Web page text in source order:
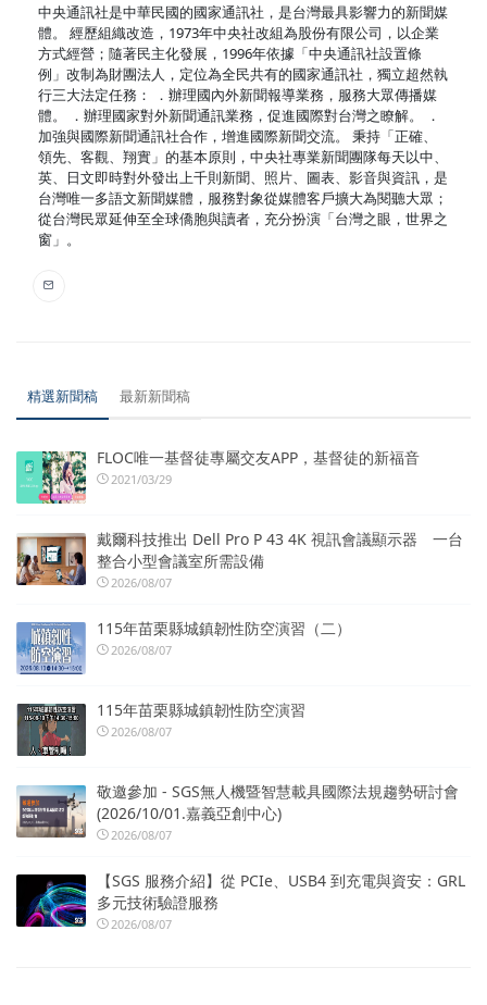
中央通訊社是中華民國的國家通訊社，是台灣最具影響力的新聞媒
體。 經歷組織改造，1973年中央社改組為股份有限公司，以企業
方式經營；隨著民主化發展，1996年依據「中央通訊社設置條
例」改制為財團法人，定位為全民共有的國家通訊社，獨立超然執
行三大法定任務： ．辦理國內外新聞報導業務，服務大眾傳播媒
體。 ．辦理國家對外新聞通訊業務，促進國際對台灣之瞭解。 ．
加強與國際新聞通訊社合作，增進國際新聞交流。 秉持「正確、
領先、客觀、翔實」的基本原則，中央社專業新聞團隊每天以中、
英、日文即時對外發出上千則新聞、照片、圖表、影音與資訊，是
台灣唯一多語文新聞媒體，服務對象從媒體客戶擴大為閱聽大眾；
從台灣民眾延伸至全球僑胞與讀者，充分扮演「台灣之眼，世界之
窗」。
精選新聞稿 最新新聞稿
FLOC唯一基督徒專屬交友APP，基督徒的新福音
2021/03/29
戴爾科技推出 Dell Pro P 43 4K 視訊會議顯示器 一台
整合小型會議室所需設備
2026/08/07
115年苗栗縣城鎮韌性防空演習（二）
2026/08/07
115年苗栗縣城鎮韌性防空演習
2026/08/07
敬邀參加 - SGS無人機暨智慧載具國際法規趨勢研討會
(2026/10/01.嘉義亞創中心)
2026/08/07
【SGS 服務介紹】從 PCIe、USB4 到充電與資安：GRL
多元技術驗證服務
2026/08/07